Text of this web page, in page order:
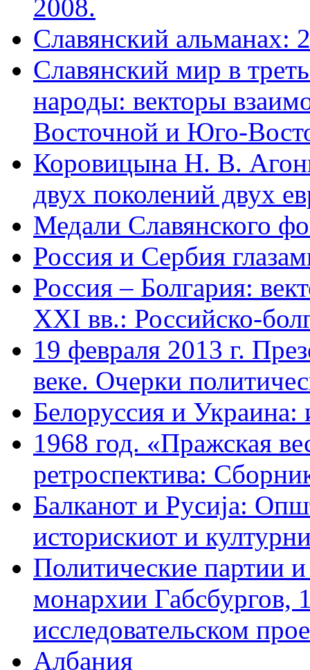
2008.
Славянский альманах:
Славянский мир в
народы: векторы
Восточной и Юго-
Коровицына Н. В.
двух поколений двух
Медали Славянского
Россия и Сербия
Россия – Болгария:
XXI вв.: Российско-
19 февраля 2013 г.
веке. Очерки
Белоруссия и Украина:
1968 год. «Пражская
ретроспектива:
Балканот и Русиjа:
историскиот и
Политические партии
монархии Габсбургов,
исследовательском
Албания